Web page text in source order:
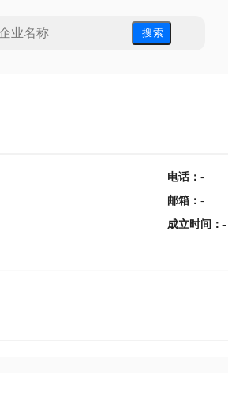
搜 索
电话： -
邮箱 ： -
成立时间 ： -